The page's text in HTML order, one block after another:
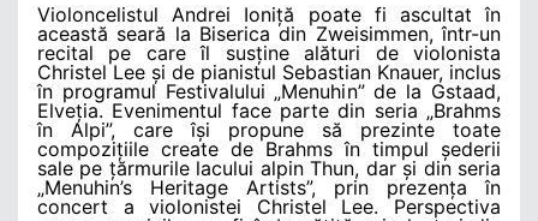
Violoncelistul Andrei Ioniță poate fi ascultat în
această seară la Biserica din Zweisimmen, într-un
recital pe care îl susține alături de violonista
Christel Lee și de pianistul Sebastian Knauer, inclus
în programul Festivalului „Menuhin” de la Gstaad,
Elveția. Evenimentul face parte din seria „Brahms
în Alpi”, care își propune să prezinte toate
compozițiile create de Brahms în timpul șederii
sale pe țărmurile lacului alpin Thun, dar și din seria
„Menuhin’s Heritage Artists”, prin prezența în
concert a violonistei Christel Lee. Perspectiva